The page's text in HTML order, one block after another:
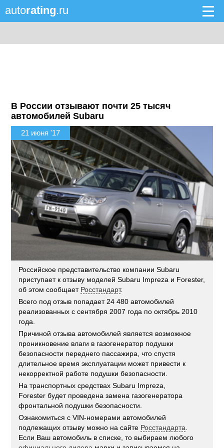
autorating.ru
В России отзывают почти 25 тысяч
автомобилей Subaru
21 июня '17
Российское представительство компании Subaru
приступает к отзыву моделей Subaru Impreza и Forester,
об этом сообщает Росстандарт.
Всего под отзыв попадает 24 480 автомобилей
реализованных с сентября 2007 года по октябрь 2010
года.
Причиной отзыва автомобилей является возможное
проникновение влаги в газогенератор подушки
безопасности переднего пассажира, что спустя
длительное время эксплуатации может привести к
некорректной работе подушки безопасности.
На транспортных средствах Subaru Impreza,
Forester будет проведена замена газогенератора
фронтальной подушки безопасности.
Ознакомиться с VIN-номерами автомобилей
подлежащих отзыву можно на сайте Росстандарта
Если Ваш автомобиль в списке, то выбираем любого